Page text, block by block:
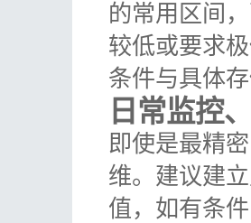
的常用区间
较低或要求
条件与具体
日常监控
即使是最精
维。建议建
值，如有条